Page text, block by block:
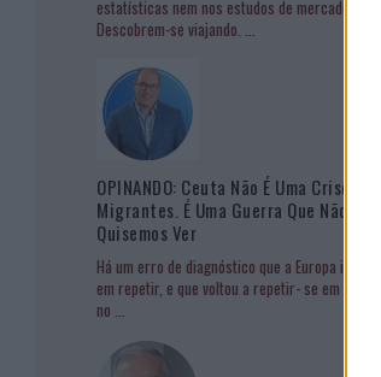
estatísticas nem nos estudos de mercado.
Descobrem-se viajando. ...
OPINANDO: Ceuta Não É Uma Crise De
Migrantes. É Uma Guerra Que Não
Quisemos Ver
Há um erro de diagnóstico que a Europa insiste
em repetir, e que voltou a repetir- se em Ceuta
no ...